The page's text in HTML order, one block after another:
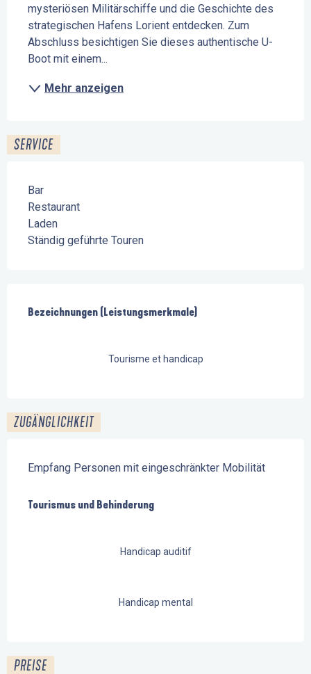
mysteriösen Militärschiffe und die Geschichte des
strategischen Hafens Lorient entdecken. Zum
Abschluss besichtigen Sie dieses authentische U-
Boot mit einem...
Mehr anzeigen
SERVICE
Bar
Restaurant
Laden
Ständig geführte Touren
Bezeichnungen (Leistungsmerkmale)
Bezeichnungen (Leistungsmerkmale)
Tourisme et handicap
ZUGÄNGLICHKEIT
Empfang Personen mit eingeschränkter Mobilität
Tourismus und Behinderung
Tourismus und Behinderung
Handicap auditif
Handicap mental
PREISE